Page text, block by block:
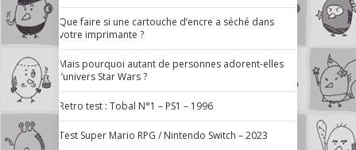
Que faire si une cartouche d’encre a séché dans
votre imprimante ?
Mais pourquoi autant de personnes adorent-elles
l’univers Star Wars ?
Retro test : Tobal N°1 – PS1 – 1996
Test Super Mario RPG / Nintendo Switch – 2023